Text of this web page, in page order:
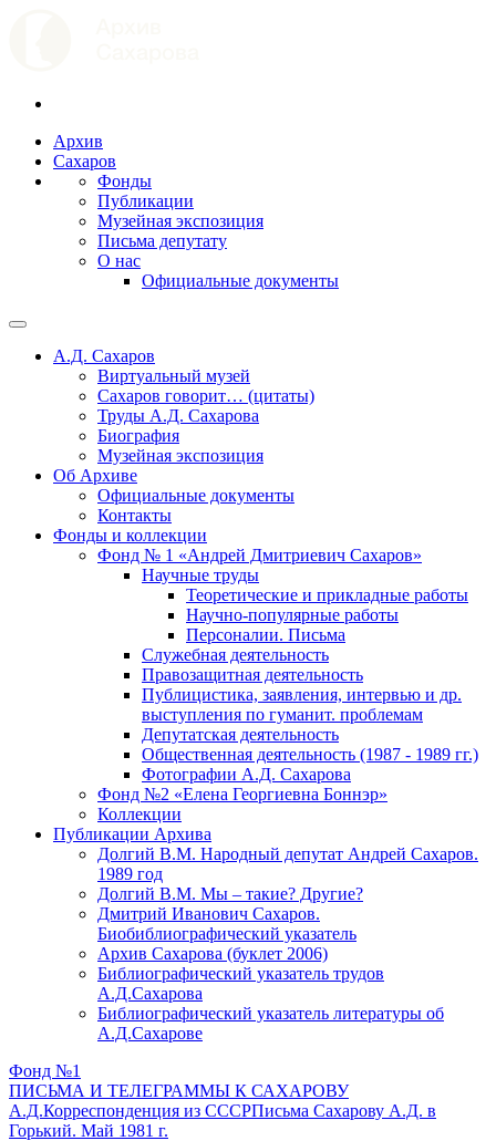
Архив
Сахаров
Фонды
Публикации
Музейная экспозиция
Письма депутату
О нас
Официальные документы
А.Д. Сахаров
Виртуальный музей
Сахаров говорит… (цитаты)
Труды А.Д. Сахарова
Биография
Музейная экспозиция
Об Архиве
Официальные документы
Контакты
Фонды и коллекции
Фонд № 1 «Андрей Дмитриевич Сахаров»
Научные труды
Теоретические и прикладные работы
Научно-популярные работы
Персоналии. Письма
Служебная деятельность
Правозащитная деятельность
Публицистика, заявления, интервью и др.
выступления по гуманит. проблемам
Депутатская деятельность
Общественная деятельность (1987 - 1989 гг.)
Фотографии А.Д. Сахарова
Фонд №2 «Елена Георгиевна Боннэр»
Коллекции
Публикации Архива
Долгий В.М. Народный депутат Андрей Сахаров.
1989 год
Долгий В.М. Мы – такие? Другие?
Дмитрий Иванович Сахаров.
Биобиблиографический указатель
Архив Сахарова (буклет 2006)
Библиографический указатель трудов
А.Д.Сахарова
Библиографический указатель литературы об
А.Д.Сахарове
Фонд №1
ПИСЬМА И ТЕЛЕГРАММЫ К САХАРОВУ
А.Д.Корреспонденция из СССРПисьма Сахарову А.Д. в
Горький. Май 1981 г.